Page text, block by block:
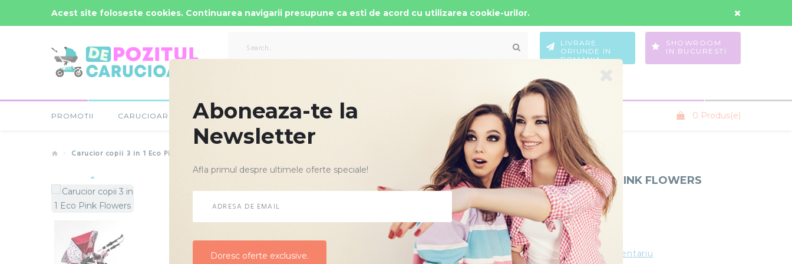
Comenzi Rapide: - 0723-666-005 / 0743-666-006 Wishlist
LIVRARE
ORIUNDE IN
ROMANIA
SHOWROOM
IN BUCURESTI
PROMOTII CARUCIOARE COPII SCAUNE AUTO COPII PATUTURI MOBILIER ACCESORII SANIUTE COPII 0 Produs(e)
Carucior copii 3 in 1 Eco Pink Flowers
CARUCIOR COPII 3 IN 1 ECO PINK FLOWERS
Producator:
LoliBebe
Cod Produs: Eco Pink Flowers cod 08
Disponibilitate: Stoc Epuizat
0 Rating Adauga un comentariu
Acest site foloseste cookies. Continuarea navigarii presupune ca esti de acord cu utilizarea cookie-urilor.
Aboneaza-te la
Newsletter
Afla primul despre ultimele oferte speciale!
Doresc oferte exclusive.
Doresc oferte exclusive.